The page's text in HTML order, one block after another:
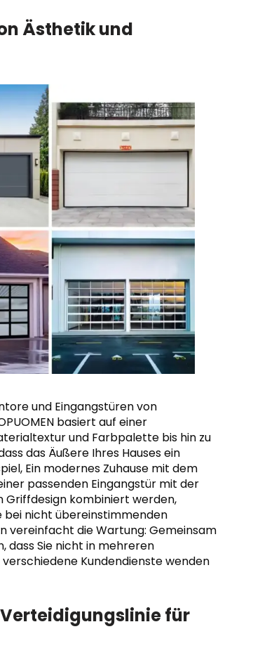
Ästhetik und
und Eingangstüren von
basiert auf einer
und Farbpalette bis hin zu
das Äußere Ihres Hauses ein
Ein modernes Zuhause mit dem
passenden Eingangstür mit der
kombiniert werden,
bei nicht übereinstimmenden
vereinfacht die Wartung: Gemeinsam
dass Sie nicht in mehreren
Kundendienste wenden
für